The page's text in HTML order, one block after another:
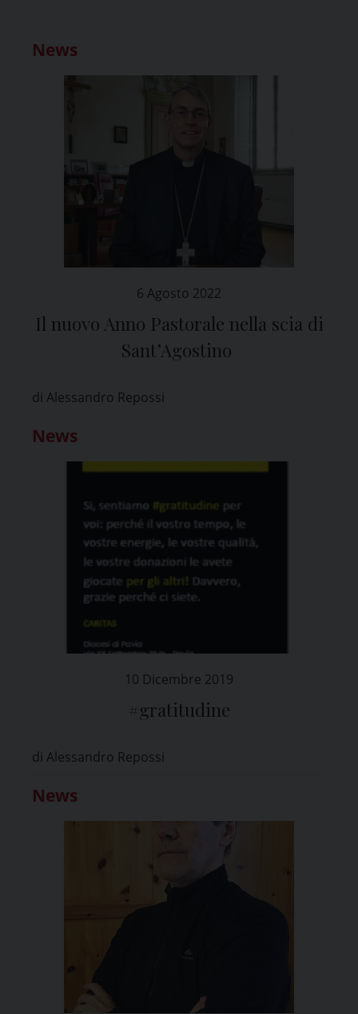
News
6 Agosto 2022
Il nuovo Anno Pastorale nella scia di
Sant’Agostino
di Alessandro Repossi
News
10 Dicembre 2019
#gratitudine
di Alessandro Repossi
News